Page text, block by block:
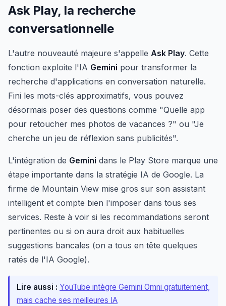
Ask Play, la recherche
conversationnelle
L'autre nouveauté majeure s'appelle Ask Play. Cette
fonction exploite l'IA Gemini pour transformer la
recherche d'applications en conversation naturelle.
Fini les mots-clés approximatifs, vous pouvez
désormais poser des questions comme "Quelle app
pour retoucher mes photos de vacances ?" ou "Je
cherche un jeu de réflexion sans publicités".
L'intégration de Gemini dans le Play Store marque une
étape importante dans la stratégie IA de Google. La
firme de Mountain View mise gros sur son assistant
intelligent et compte bien l'imposer dans tous ses
services. Reste à voir si les recommandations seront
pertinentes ou si on aura droit aux habituelles
suggestions bancales (on a tous en tête quelques
ratés de l'IA Google).
Lire aussi : YouTube intègre Gemini Omni gratuitement,
mais cache ses meilleures IA